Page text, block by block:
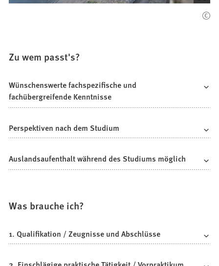
den
Zu wem passt's?
Wünschenswerte fachspezifische und
fachübergreifende Kenntnisse
Perspektiven nach dem Studium
Auslandsaufenthalt während des Studiums möglich
Was brauche ich?
1. Qualifikation / Zeugnisse und Abschlüsse